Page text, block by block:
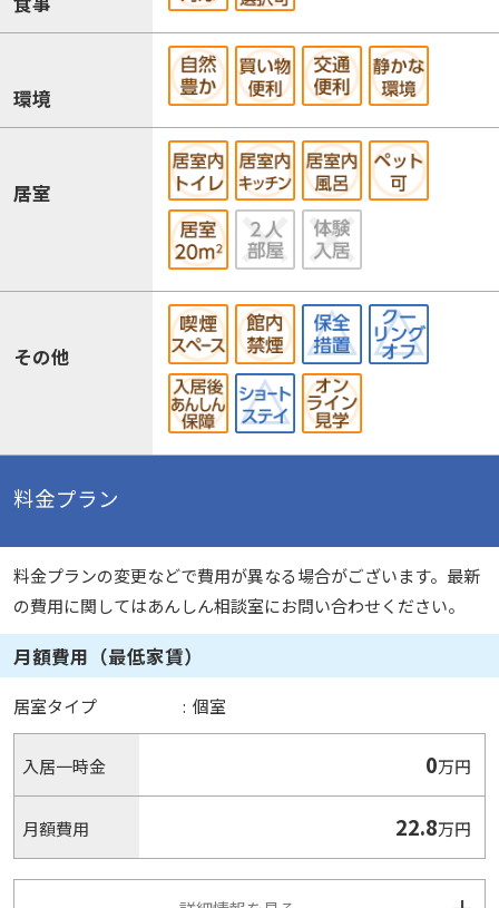
環境
居室
その他
料金プラン
料金プランの変更などで費用が異なる場合がございます。最新
の費用に関してはあんしん相談室にお問い合わせください。
月額費用（最低家賃）
居室タイプ : 個室
入居一時金 0万円
月額費用 22.8万円